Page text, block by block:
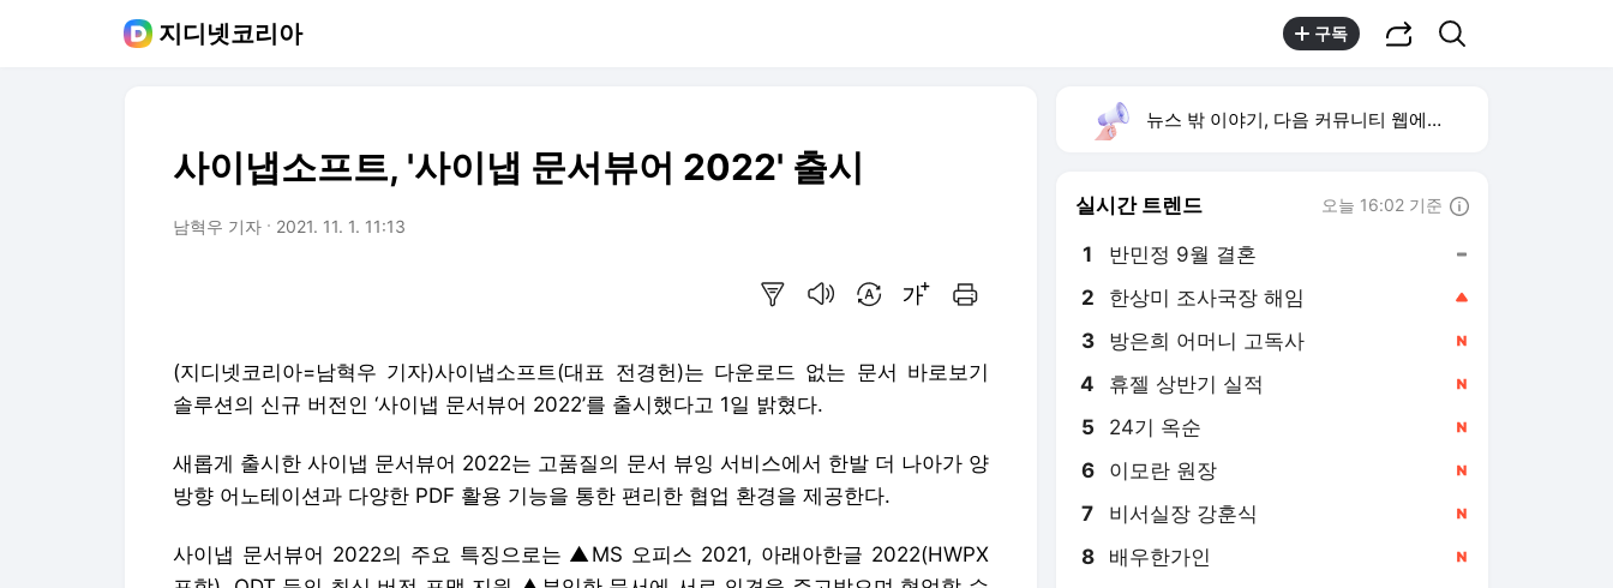
지디넷코리아 구독
사이냅소프트, '사이냅 문서뷰어 2022' 출시
남혁우 기자 2021. 11. 1. 11:13
(지디넷코리아=남혁우 기자)사이냅소프트(대표 전경헌)는 다운로드 없는 문서 바로보기
솔루션의 신규 버전인 ‘사이냅 문서뷰어 2022’를 출시했다고 1일 밝혔다.
새롭게 출시한 사이냅 문서뷰어 2022는 고품질의 문서 뷰잉 서비스에서 한발 더 나아가 양
방향 어노테이션과 다양한 PDF 활용 기능을 통한 편리한 협업 환경을 제공한다.
사이냅 문서뷰어 2022의 주요 특징으로는 ▲MS 오피스 2021, 아래아한글 2022(HWPX
뉴스 밖 이야기, 다음 커뮤니티 웹에서 보기
실시간 트렌드 오늘 16:02 기준
1 반민정 9월 결혼
2 한상미 조사국장 해임
3 방은희 어머니 고독사
4 휴젤 상반기 실적
5 24기 옥순
6 이모란 원장
7 비서실장 강훈식
8 배우한가인